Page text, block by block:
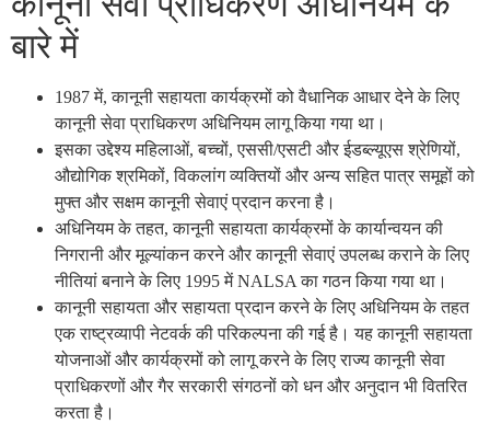
बारे में
1987 में, कानूनी सहायता कार्यक्रमों को वैधानिक आधार देने के लिए
कानूनी सेवा प्राधिकरण अधिनियम लागू किया गया था।
इसका उद्देश्य महिलाओं, बच्चों, एससी/एसटी और ईडब्ल्यूएस श्रेणियों,
औद्योगिक श्रमिकों, विकलांग व्यक्तियों और अन्य सहित पात्र समूहों को
मुफ्त और सक्षम कानूनी सेवाएं प्रदान करना है।
अधिनियम के तहत, कानूनी सहायता कार्यक्रमों के कार्यान्वयन की
निगरानी और मूल्यांकन करने और कानूनी सेवाएं उपलब्ध कराने के लिए
नीतियां बनाने के लिए 1995 में NALSA का गठन किया गया था।
कानूनी सहायता और सहायता प्रदान करने के लिए अधिनियम के तहत
एक राष्ट्रव्यापी नेटवर्क की परिकल्पना की गई है। यह कानूनी सहायता
योजनाओं और कार्यक्रमों को लागू करने के लिए राज्य कानूनी सेवा
प्राधिकरणों और गैर सरकारी संगठनों को धन और अनुदान भी वितरित
करता है।